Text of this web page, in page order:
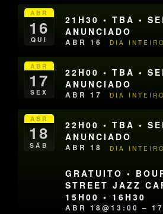
ABR
16
QUI
21H30 • TBA •
ANUNCIADO
ABR 16 DIA INTEIRO
ABR
17
SEX
22H00 • TBA •
ANUNCIADO
ABR 17 DIA INTEIRO
ABR
18
SÁB
22H00 • TBA •
ANUNCIADO
ABR 18 DIA INTEIRO
GRATUITO •
STREET JAZZ
15H00 • 16H30
ABR 18@13:00 –